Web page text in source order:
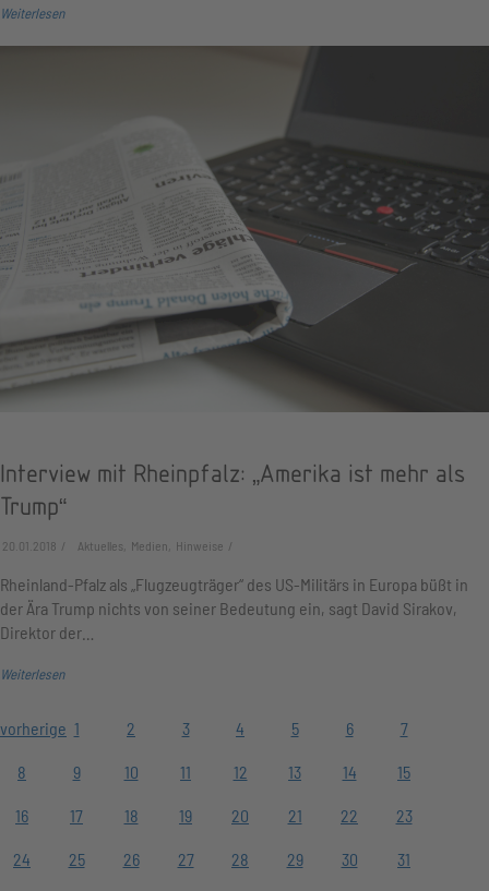
Weiterlesen
Interview mit Rheinpfalz: „Amerika ist mehr als
Trump“
20.01.2018 Aktuelles, Medien, Hinweise
Rheinland-Pfalz als „Flugzeugträger“ des US-Militärs in Europa büßt in
der Ära Trump nichts von seiner Bedeutung ein, sagt David Sirakov,
Direktor der…
Weiterlesen
vorherige 1 2 3 4 5 6 7
8 9 10 11 12 13 14 15
16 17 18 19 20 21 22 23
24 25 26 27 28 29 30 31